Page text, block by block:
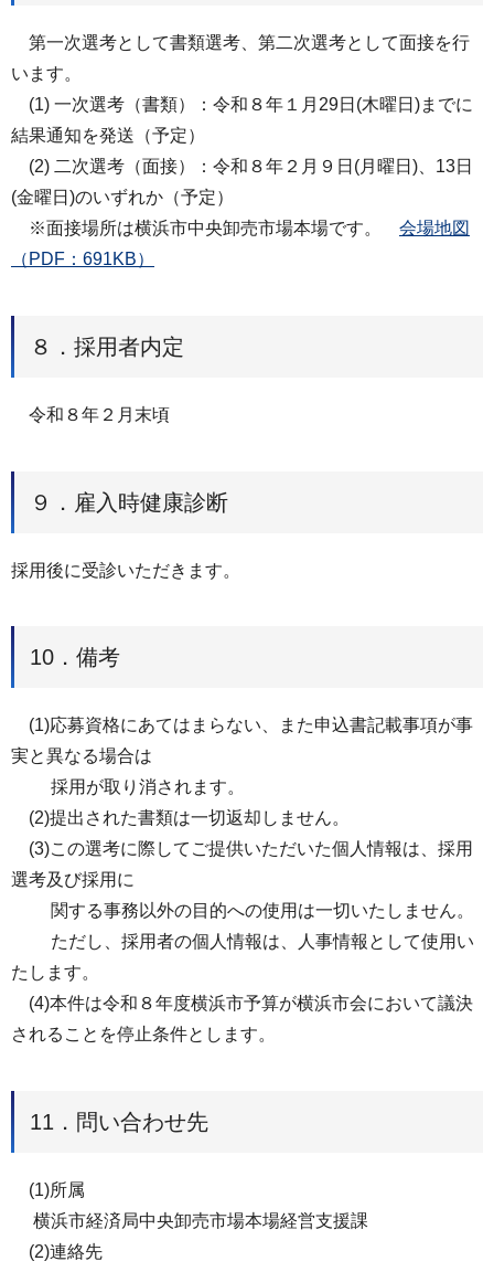
第一次選考として書類選考、第二次選考として面接を行
います。
(1) 一次選考（書類）：令和８年１月29日(木曜日)までに
結果通知を発送（予定）
(2) 二次選考（面接）：令和８年２月９日(月曜日)、13日
(金曜日)のいずれか（予定）
※面接場所は横浜市中央卸売市場本場です。 会場地図
（PDF：691KB）
８．採用者内定
令和８年２月末頃
９．雇入時健康診断
採用後に受診いただきます。
10．備考
(1)応募資格にあてはまらない、また申込書記載事項が事
実と異なる場合は
採用が取り消されます。
(2)提出された書類は一切返却しません。
(3)この選考に際してご提供いただいた個人情報は、採用
選考及び採用に
関する事務以外の目的への使用は一切いたしません。
ただし、採用者の個人情報は、人事情報として使用い
たします。
(4)本件は令和８年度横浜市予算が横浜市会において議決
されることを停止条件とします。
11．問い合わせ先
(1)所属
横浜市経済局中央卸売市場本場経営支援課
(2)連絡先